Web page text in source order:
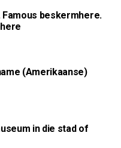
Famous beskermhere.
(Amerikaanse)
in die stad of